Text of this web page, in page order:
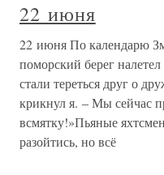
22 июня
22 июня По календарю
поморский берег
стали тереться друг о
крикнул я. – Мы сейчас
всмятку!»Пьяные
разойтись, но всё